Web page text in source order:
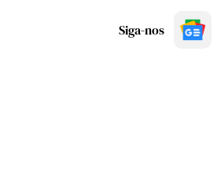
Siga-nos